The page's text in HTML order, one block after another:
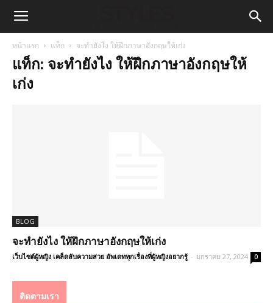
หน้าแรก แท็ก จะทำยังไง ให้ฝึกภาษาอังกฤษให้เก่ง
แท็ก: จะทำยังไง ให้ฝึกภาษาอังกฤษให้
เก่ง
BLOG
จะทำยังไง ให้ฝึกภาษาอังกฤษให้เก่ง
เว็บไซต์ผู้หญิง เคล็ดลับความสวย อัพเดททุกเรื่องที่ผู้หญิงอยากรู้ - มกราคม 27, 2024 0
ติดตามเรา